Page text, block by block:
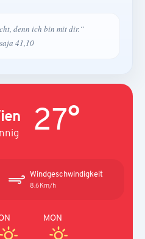
denn ich bin mit dir.“
41,10
27°
Windgeschwindigkeit
8.6Km/h
MON